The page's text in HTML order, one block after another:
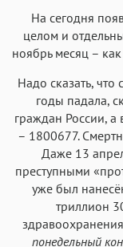
На сегодня
целом и
ноябрь месяц –
Надо сказать, что
годы падала,
граждан России,
– 1800677.
Даже 13
преступными
уже был
триллион
понедельный